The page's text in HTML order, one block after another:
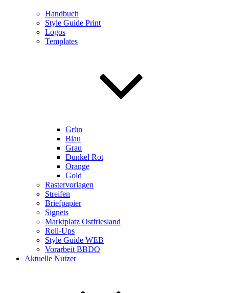
Handbuch
Style Guide Print
Logos
Templates
Grün
Blau
Grau
Dunkel Rot
Orange
Gold
Rastervorlagen
Streifen
Briefpapier
Signets
Marktplatz Ostfriesland
Roll-Ups
Style Guide WEB
Vorarbeit BBDO
Aktuelle Nutzer